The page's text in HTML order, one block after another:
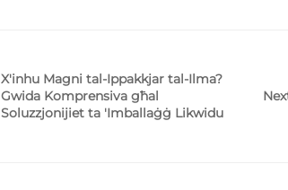
X'inhu Magni tal-Ippakkjar tal-Ilma?
Gwida Komprensiva għal
Soluzzjonijiet ta 'Imballaġġ Likwidu